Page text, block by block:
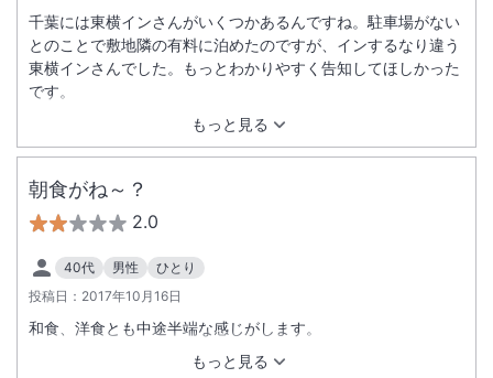
もっと見る
千葉には東横インさんがいくつかあるんですね。駐車場がない
とのことで敷地隣の有料に泊めたのですが、インするなり違う
東横インさんでした。もっとわかりやすく告知してほしかった
です。
朝食がね～？
2.0
40代 男性
ひとり
投稿日： 2017年10月16日
もっと見る
和食、洋食とも中途半端な感じがします。